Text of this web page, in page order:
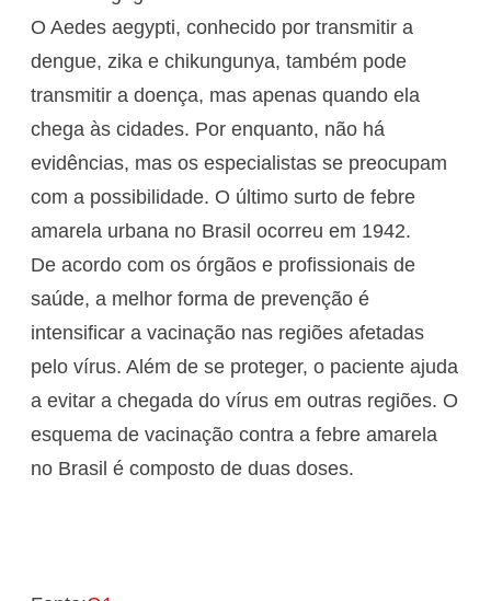
O Aedes aegypti, conhecido por transmitir a
dengue, zika e chikungunya, também pode
transmitir a doença, mas apenas quando ela
chega às cidades. Por enquanto, não há
evidências, mas os especialistas se preocupam
com a possibilidade. O último surto de febre
amarela urbana no Brasil ocorreu em 1942.
De acordo com os órgãos e profissionais de
saúde, a melhor forma de prevenção é
intensificar a vacinação nas regiões afetadas
pelo vírus. Além de se proteger, o paciente ajuda
a evitar a chegada do vírus em outras regiões. O
esquema de vacinação contra a febre amarela
no Brasil é composto de duas doses.